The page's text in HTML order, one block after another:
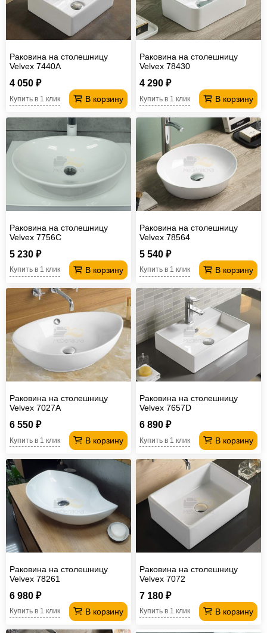
компьютер
для
ванной
Мебель
трансформер
Матрасы
мешки
Мебель
из
ротанга
Садовая
мебель
Косметологическое
оборудование
Раковина на столешницу
Velvex 7440A
4 050 ₽
В корзину
Купить в 1 клик
Раковина на столешницу
Velvex 78430
4 290 ₽
В корзину
Купить в 1 клик
Раковина на столешницу
Velvex 7756C
5 230 ₽
В корзину
Купить в 1 клик
Раковина на столешницу
Velvex 78564
5 540 ₽
В корзину
Купить в 1 клик
Раковина на столешницу
Velvex 7027A
6 550 ₽
В корзину
Купить в 1 клик
Раковина на столешницу
Velvex 7657D
6 890 ₽
В корзину
Купить в 1 клик
Раковина на столешницу
Velvex 78261
6 980 ₽
В корзину
Купить в 1 клик
Раковина на столешницу
Velvex 7072
7 180 ₽
В корзину
Купить в 1 клик